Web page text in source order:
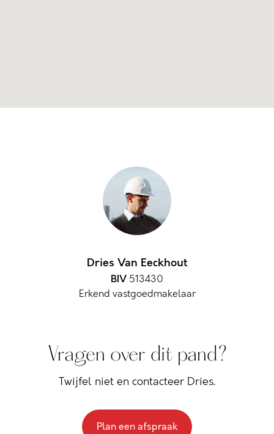
Dries Van Eeckhout
BIV 513430
Erkend vastgoedmakelaar
Vragen over dit pand?
Twijfel niet en contacteer Dries.
Plan een afspraak